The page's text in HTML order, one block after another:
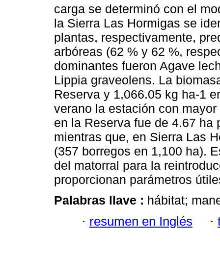
carga se determinó con el
la Sierra Las Hormigas se
plantas, respectivamente,
arbóreas (62 % y 62 %,
dominantes fueron Agave
Lippia graveolens. La
Reserva y 1,066.05 kg ha-1
verano la estación con
en la Reserva fue de 4.67 ha
mientras que, en Sierra Las
(357 borregos en 1,100 ha).
del matorral para la
proporcionan parámetros
Palabras llave : hábitat;
· resumen en Inglés ·